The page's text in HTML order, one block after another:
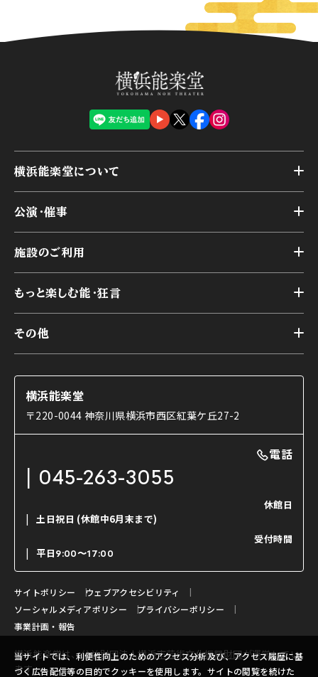
当サイトでは、利便性向上のためのアクセス分析及び、アクセス履歴に基
づく広告配信等の目的でクッキーを使用します。サイトの閲覧を続けた
横浜能楽堂について
横浜能楽堂が取り組んだ事業
能舞台の歴史と特徴
様々なお客様に向けて
本舞台座席
交通アクセス
公演・催事
アーカイブ
施設のご利用
第二舞台
研修室
楽屋
ご利用の流れ
利用料金表
もっと楽しむ能・狂言
能舞台と演じ手
使用する道具
能・狂言の曲目説明
日本の古典芸能
その他
コラム
OTABISHO
チケット購入方法
ご寄附について
よくいただくご質問
お問い合わせ
横浜能楽堂
〒220-0044 神奈川県横浜市西区紅葉ケ丘27-2
電話
045-263-3055
休館日
土日祝日 (休館中6月末まで)
受付時間
平日9:00〜17:00
サイトポリシー
ウェブアクセシビリティ
ソーシャルメディアポリシー
プライバシーポリシー
事業計画・報告
横浜能楽堂は、公益財団法人横浜市芸術文化振興財団が運営してい
ます。